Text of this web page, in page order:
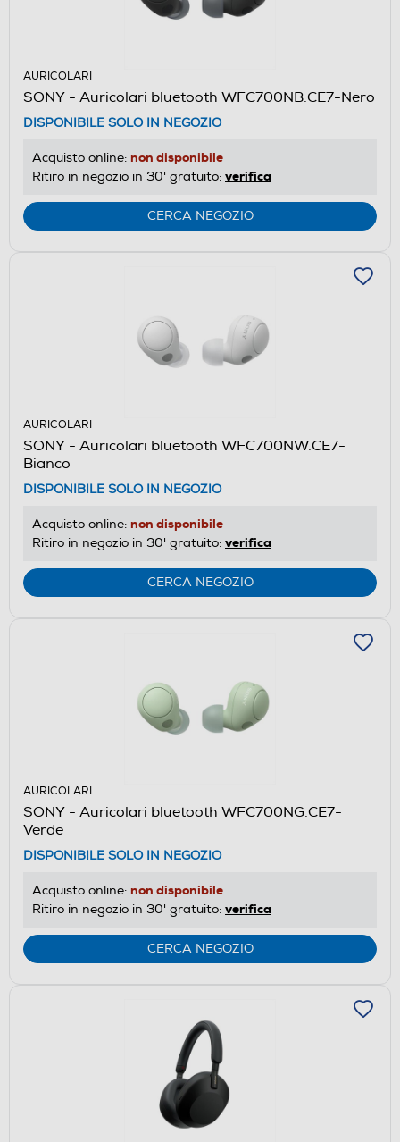
AURICOLARI
SONY - Auricolari bluetooth WFC700NB.CE7-Nero
DISPONIBILE SOLO IN NEGOZIO
Acquisto online: non disponibile
Ritiro in negozio in 30' gratuito: verifica
CERCA NEGOZIO
AURICOLARI
SONY - Auricolari bluetooth WFC700NW.CE7-
Bianco
DISPONIBILE SOLO IN NEGOZIO
Acquisto online: non disponibile
Ritiro in negozio in 30' gratuito: verifica
CERCA NEGOZIO
AURICOLARI
SONY - Auricolari bluetooth WFC700NG.CE7-
Verde
DISPONIBILE SOLO IN NEGOZIO
Acquisto online: non disponibile
Ritiro in negozio in 30' gratuito: verifica
CERCA NEGOZIO